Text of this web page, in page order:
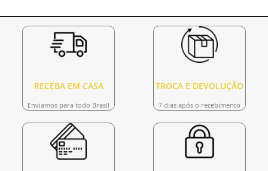
RECEBA EM CASA
Enviamos para todo Brasil
TROCA E DEVOLUÇÃO
7 dias após o recebimento